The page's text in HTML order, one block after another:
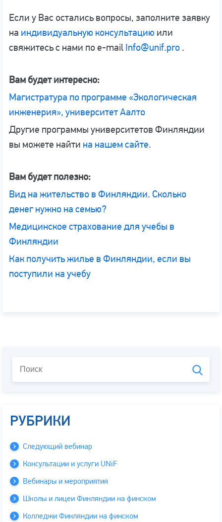
Если у Вас остались вопросы, заполните заявку
на индивидуальную консультацию или
свяжитесь с нами по e-mail Info@unif.pro .
Вам будет интересно:
Магистратура по программе «Экологическая
инженерия», университет Аалто
Другие программы университетов Финляндии
вы можете найти на нашем сайте.
Вам будет полезно:
Вид на жительство в Финляндии. Сколько
денег нужно на семью?
Медицинское страхование для учебы в
Финляндии
Как получить жилье в Финляндии, если вы
поступили на учебу
РУБРИКИ
Следующий вебинар
Консультации и услуги UNiF
Вебинары и мероприятия
Школы и лицеи Финляндии на финском
Колледжи Финляндии на финском